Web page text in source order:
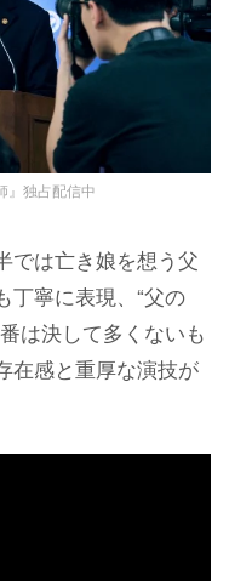
』独占配信中
では亡き娘を想う父
丁寧に表現、“父の
は決して多くないも
在感と重厚な演技が